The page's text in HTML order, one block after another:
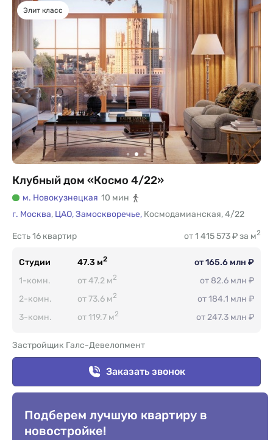
Клубный дом «Космо 4/22»
м. Новокузнецкая 10 мин
г. Москва, ЦАО,Замоскворечье, Космодамианская,4/22
16 квартир
Есть от 1 415 573 ₽ за м2
Студии 47.3 м2
от 165.6 млн ₽
1-комн.
от 47.2 м2
от 82.6 млн ₽
2-комн.
от 73.6 м2
от 184.1 млн ₽
3-комн.
от 119.7 м2 от 247.3 млн ₽
Застройщик Галс-Девелопмент
Заказать звонок
Элит класс
Подберем лучшую квартиру в
новостройке!